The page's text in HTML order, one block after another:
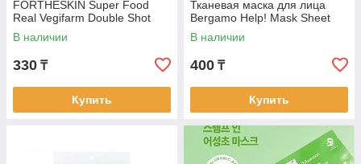
FORTHESKIN Super Food
Real Vegifarm Double Shot
Mask
В наличии
330 ₸
Купить
Тканевая маска для лица
Bergamo Help! Mask Sheet
В наличии
400 ₸
Купить